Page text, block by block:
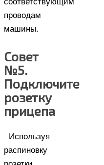
проводам
машины.
Совет
№5.
Подключите
розетку
прицепа
Используя
распиновку